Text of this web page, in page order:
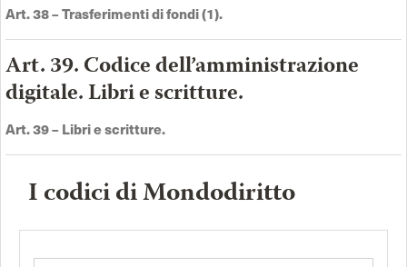
Art. 38 –Trasferimenti di fondi (1).
Art. 39. Codice dell’amministrazione
digitale. Libri e scritture.
Art. 39 –Libri e scritture.
I codici di Mondodiritto